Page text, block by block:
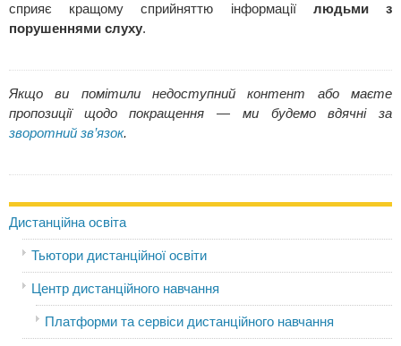
сприяє кращому сприйняттю інформації людьми з
порушеннями слуху.
Якщо ви помітили недоступний контент або маєте
пропозиції щодо покращення — ми будемо вдячні за
зворотний зв’язок.
Дистанційна освіта
Тьютори дистанційної освіти
Центр дистанційного навчання
Платформи та сервіси дистанційного навчання